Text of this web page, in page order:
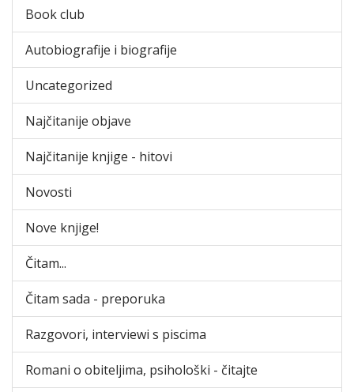
Book club
Autobiografije i biografije
Uncategorized
Najčitanije objave
Najčitanije knjige - hitovi
Novosti
Nove knjige!
Čitam...
Čitam sada - preporuka
Razgovori, interviewi s piscima
Romani o obiteljima, psihološki - čitajte